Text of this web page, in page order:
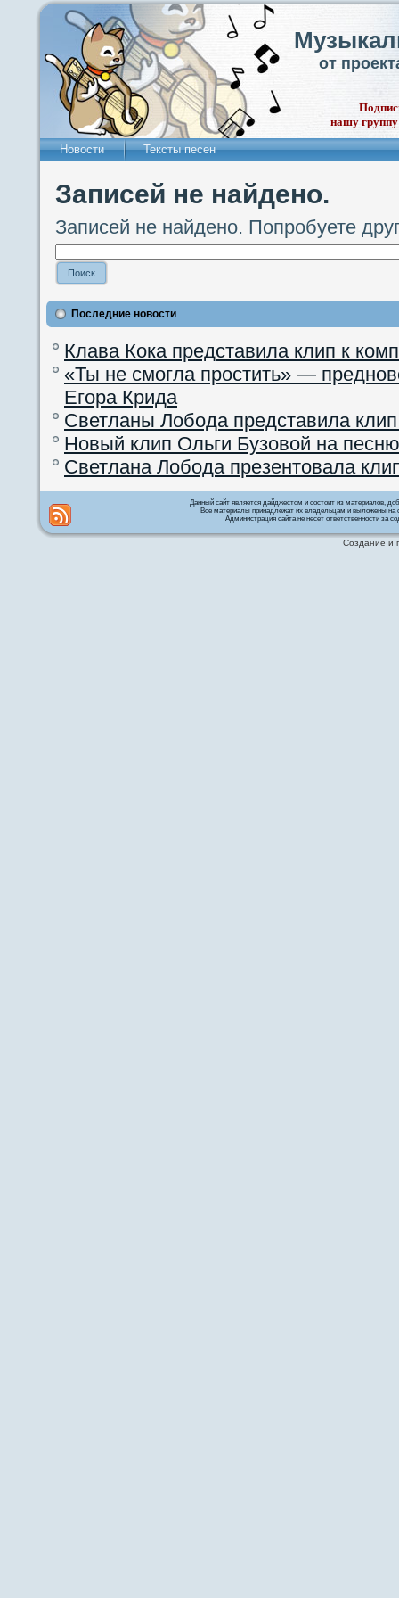
от
нашу
Новости Тексты песен
Записей не найдено.
Записей не найдено. Попробуете
Последние новости
Клава Кока представила клип к
«Ты не смогла простить» —
Егора Крида
Светланы Лобода представила
Новый клип Ольги Бузовой на
Светлана Лобода презентовала
Данный сайт является дайджестом и состоит из материалов,
Все материалы принадлежат их владельцам и выложены на
Администрация сайта не несет ответственности за
Создание и